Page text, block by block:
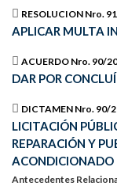
RESOLUCION Nro.
APLICAR MULTA
ACUERDO Nro. 90/
DAR POR
DICTAMEN Nro. 90/
LICITACIÓN
REPARACIÓN Y
ACONDICIONADO
Antecedentes